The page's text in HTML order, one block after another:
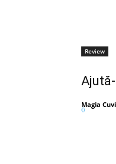
Review
Magia
0